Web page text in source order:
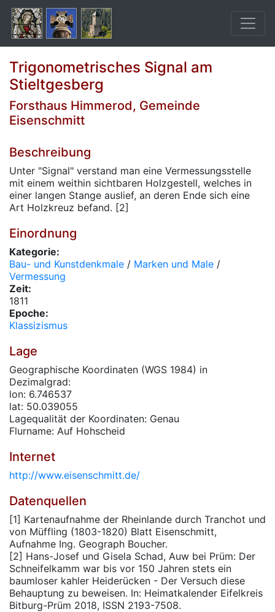
Trigonometrisches Signal am
Stieltgesberg
Forsthaus Himmerod, Gemeinde
Eisenschmitt
Beschreibung
Unter "Signal" verstand man eine Vermessungsstelle
mit einem weithin sichtbaren Holzgestell, welches in
einer langen Stange auslief, an deren Ende sich eine
Art Holzkreuz befand. [2]
Einordnung
Kategorie:
Bau- und Kunstdenkmale / Marken und Male /
Vermessung
Zeit:
1811
Epoche:
Klassizismus
Lage
Geographische Koordinaten (WGS 1984) in
Dezimalgrad:
lon: 6.746537
lat: 50.039055
Lagequalität der Koordinaten: Genau
Flurname: Auf Hohscheid
Internet
http://www.eisenschmitt.de/
Datenquellen
[1] Kartenaufnahme der Rheinlande durch Tranchot und
von Müffling (1803-1820) Blatt Eisenschmitt,
Aufnahme Ing. Geograph Boucher.
[2] Hans-Josef und Gisela Schad, Auw bei Prüm: Der
Schneifelkamm war bis vor 150 Jahren stets ein
baumloser kahler Heiderücken - Der Versuch diese
Behauptung zu beweisen. In: Heimatkalender Eifelkreis
Bitburg-Prüm 2018, ISSN 2193-7508.